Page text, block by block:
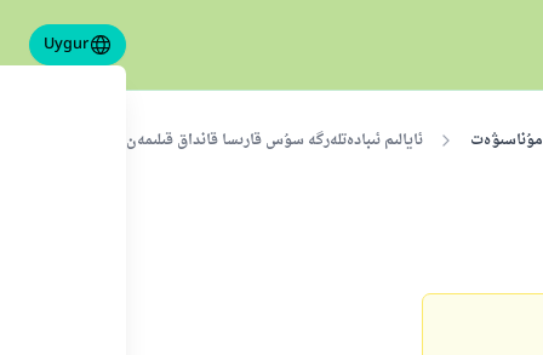
Uygur
ئايالىم ئىبادەتلەرگە سۇس قارىسا قانداق قىلىمەن؟